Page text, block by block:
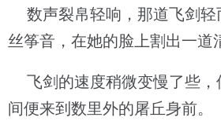
数声裂帛轻响，那道飞剑轻
丝筝音，在她的脸上割出一道
飞剑的速度稍微变慢了些，
间便来到数里外的屠丘身前。